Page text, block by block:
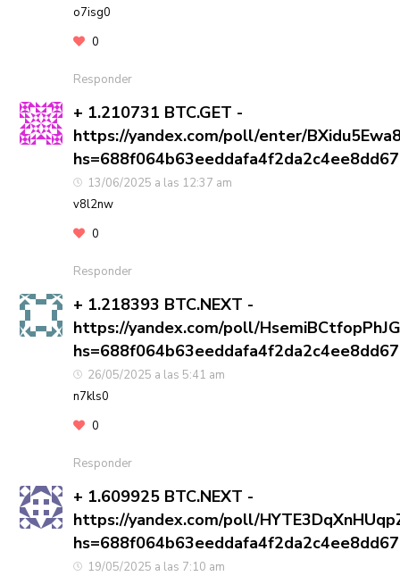
o7isg0
0
Responder
+ 1.210731 BTC.GET -
https://yandex.com/poll/enter/
13/06/2025 a las 12:37 am
v8l2nw
0
Responder
+ 1.218393 BTC.NEXT -
https://yandex.com/poll/
26/05/2025 a las 5:41 am
n7kls0
0
Responder
+ 1.609925 BTC.NEXT -
https://yandex.com/poll/
19/05/2025 a las 7:10 am